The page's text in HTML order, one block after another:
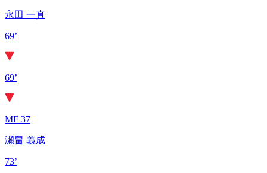
永田 一真
69’
69’
MF 37
瀬畠 義成
73’